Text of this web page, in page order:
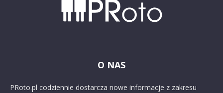
O NAS
PRoto.pl codziennie dostarcza nowe informacje z zakresu